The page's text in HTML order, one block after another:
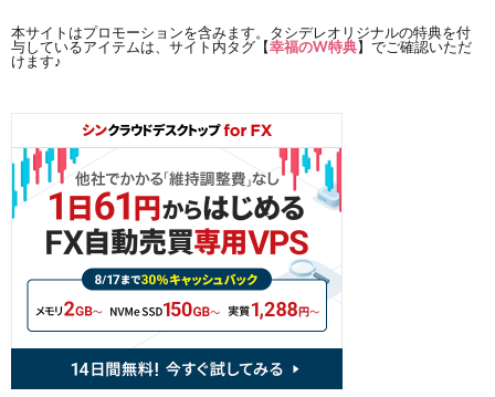
本サイトはプロモーションを含みます。タシデレオリジナルの特典を付
与しているアイテムは、サイト内タグ【幸福のW特典】でご確認いただ
けます♪